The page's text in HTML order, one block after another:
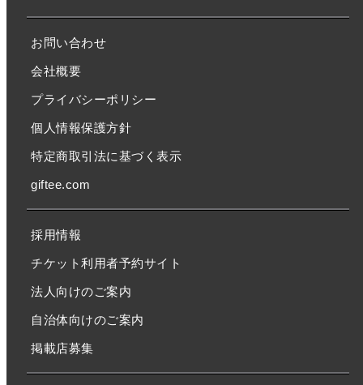
お問い合わせ
会社概要
プライバシーポリシー
個人情報保護方針
特定商取引法に基づく表示
giftee.com
採用情報
チケット利用者予約サイト
法人向けのご案内
自治体向けのご案内
掲載店募集